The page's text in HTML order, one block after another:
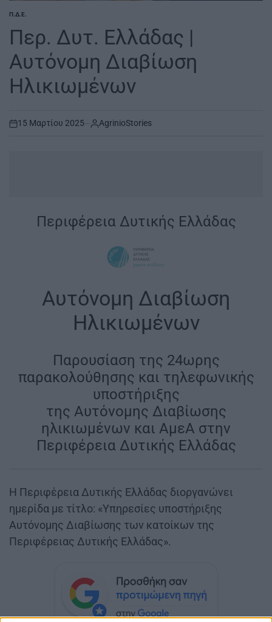
POSTED
Π.Δ.Ε.
Περ. Δυτ. Ελλάδας |
Αυτόνομη Διαβίωση
Ηλικιωμένων
on
15 Μαρτίου 2025 AgrinioStories
Περιφέρεια Δυτικής Ελλάδας
Αυτόνομη Διαβίωση
Ηλικιωμένων
Παρουσίαση της 24ωρης
παρακολούθησης και τηλεφωνικής
υποστήριξης
της Αυτόνομης Διαβίωσης
ηλικιωμένων και ΑμεΑ στην
Περιφέρεια Δυτικής Ελλάδας
Η Περιφέρεια Δυτικής Ελλάδας διοργανώνει
ημερίδα με τίτλο: «Υπηρεσίες υποστήριξης
Αυτόνομης Διαβίωσης των κατοίκων της
Περιφέρειας Δυτικής Ελλάδας».